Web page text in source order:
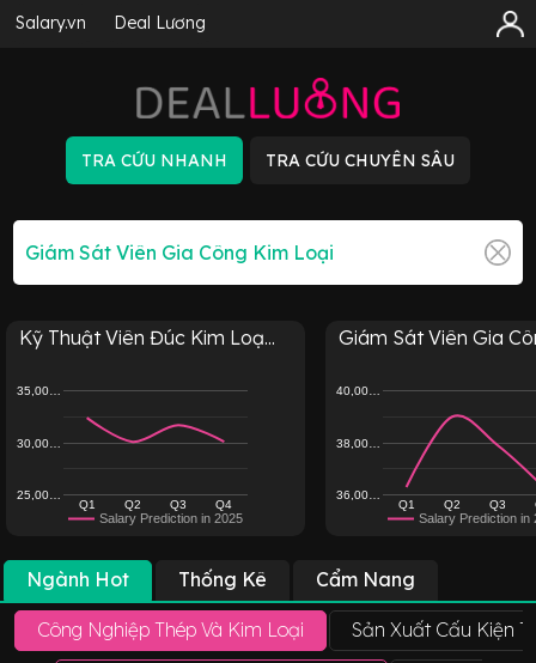
Salary.vn Deal Lương
Kỹ Thuật Viên Đúc Kim Loạ...
Salary Prediction in 2025
Q1 Q2 Q3 Q4
25,00…
30,00…
35,00…
Giám Sát Viên Gia
Salary Prediction in
Q1 Q2 Q3
36,00…
38,00…
40,00…
Ngành Hot Thống Kê Cẩm Nang
Công Nghiệp Thép Và Kim Loại Sản Xuất Cấu Kiện